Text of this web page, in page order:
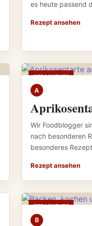
es heute passend
Rezept ansehen
GEBACKENES
A
Wir Foodblogger
nach besonderen
besonderes
Rezept ansehen
GEBACKENES
B